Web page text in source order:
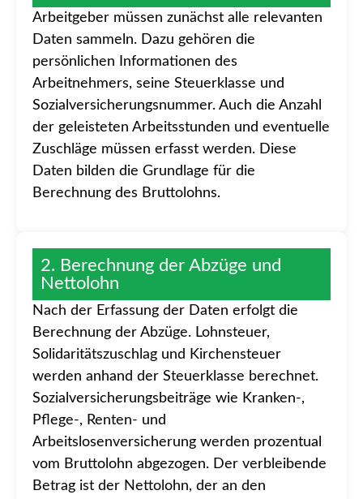
Arbeitgeber müssen zunächst alle relevanten
Daten sammeln. Dazu gehören die
persönlichen Informationen des
Arbeitnehmers, seine Steuerklasse und
Sozialversicherungsnummer. Auch die Anzahl
der geleisteten Arbeitsstunden und eventuelle
Zuschläge müssen erfasst werden. Diese
Daten bilden die Grundlage für die
Berechnung des Bruttolohns.
2. Berechnung der Abzüge und
Nettolohn
Nach der Erfassung der Daten erfolgt die
Berechnung der Abzüge. Lohnsteuer,
Solidaritätszuschlag und Kirchensteuer
werden anhand der Steuerklasse berechnet.
Sozialversicherungsbeiträge wie Kranken-,
Pflege-, Renten- und
Arbeitslosenversicherung werden prozentual
vom Bruttolohn abgezogen. Der verbleibende
Betrag ist der Nettolohn, der an den